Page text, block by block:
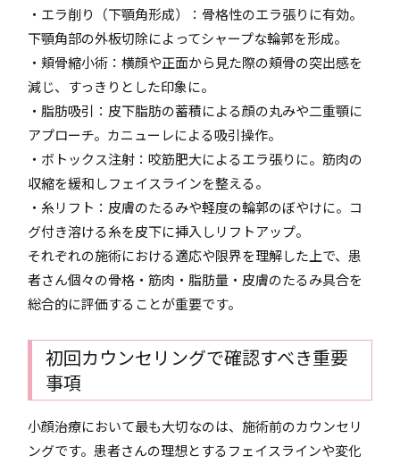
・エラ削り（下顎角形成）：骨格性のエラ張りに有効。
下顎角部の外板切除によってシャープな輪郭を形成。
・頬骨縮小術：横顔や正面から見た際の頬骨の突出感を
減じ、すっきりとした印象に。
・脂肪吸引：皮下脂肪の蓄積による顔の丸みや二重顎に
アプローチ。カニューレによる吸引操作。
・ボトックス注射：咬筋肥大によるエラ張りに。筋肉の
収縮を緩和しフェイスラインを整える。
・糸リフト：皮膚のたるみや軽度の輪郭のぼやけに。コ
グ付き溶ける糸を皮下に挿入しリフトアップ。
それぞれの施術における適応や限界を理解した上で、患
者さん個々の骨格・筋肉・脂肪量・皮膚のたるみ具合を
総合的に評価することが重要です。
初回カウンセリングで確認すべき重要
事項
小顔治療において最も大切なのは、施術前のカウンセリ
ングです。患者さんの理想とするフェイスラインや変化